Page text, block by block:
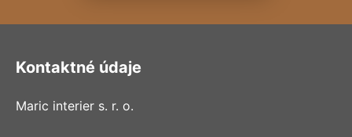
Kontaktné údaje
Maric interier s. r. o.